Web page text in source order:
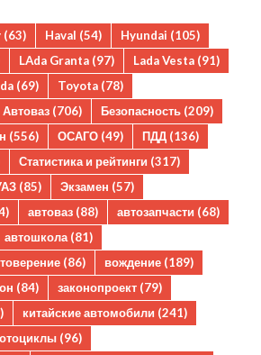
(63) Haval (54) Hyundai (105)
LAda Granta (97) Lada Vesta (91)
(69) Toyota (78)
Автоваз (706) Безопасность (209)
(556) ОСАГО (49) ПДД (136)
Статистика и рейтинги (317)
(85) Экзамен (57)
автоваз (88) автозапчасти (68)
автошкола(81)
(86) вождение (189)
(84) законопроект (79)
китайские автомобили (241)
(96)